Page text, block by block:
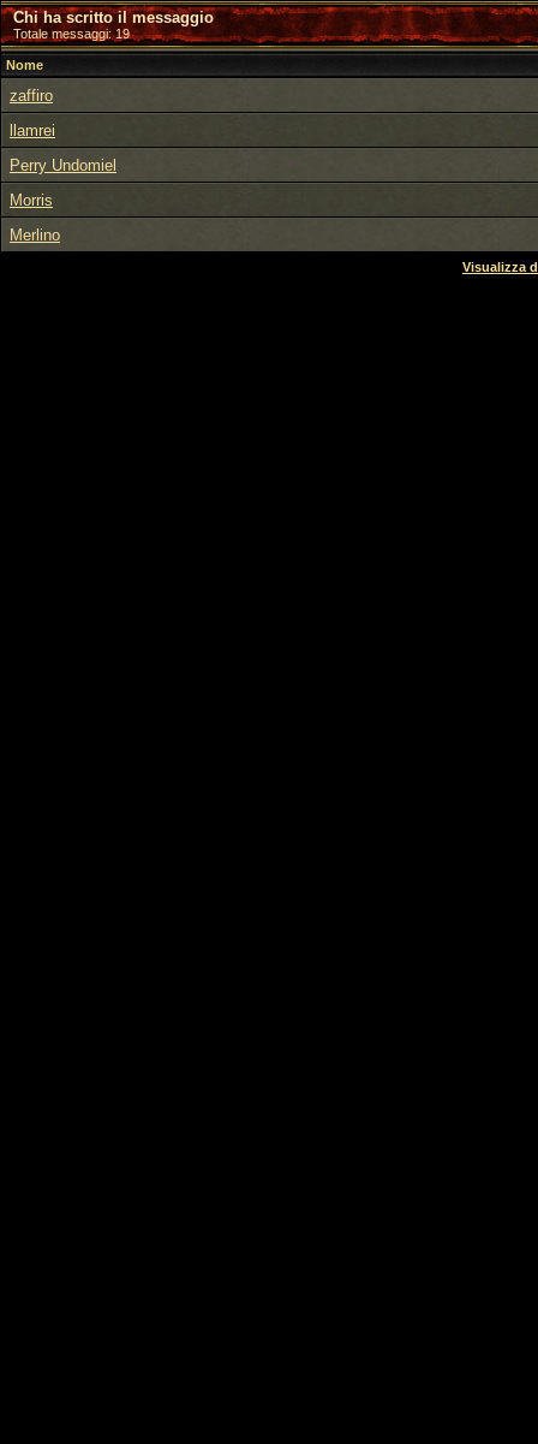
Chi ha scritto il messaggio
Totale messaggi: 19
Nome
zaffiro
llamrei
Perry Undomiel
Morris
Merlino
Visualizza